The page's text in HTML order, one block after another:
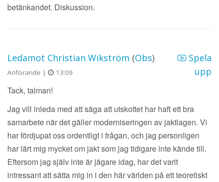
betänkandet. Diskussion.
Ledamot Christian Wikström (Obs)
Anförande | 13:09
Spela
upp
Tack, talman!
Jag vill inleda med att säga att utskottet har haft ett bra
samarbete när det gäller moderniseringen av jaktlagen. Vi
har fördjupat oss ordentligt i frågan, och jag personligen
har lärt mig mycket om jakt som jag tidigare inte kände till.
Eftersom jag själv inte är jägare idag, har det varit
intressant att sätta mig in i den här världen på ett teoretiskt